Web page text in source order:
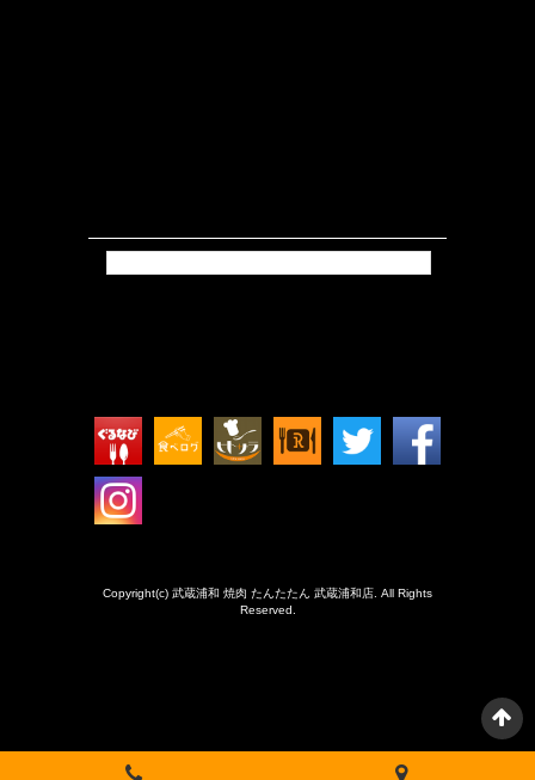
Copyright(c) 武蔵浦和 焼肉 たんたたん 武蔵浦和店. All Rights
Reserved.